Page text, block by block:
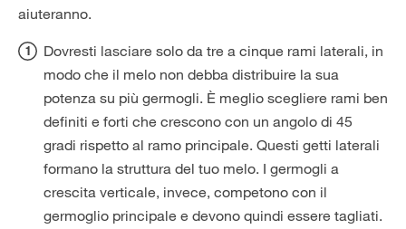
aiuteranno.
Dovresti lasciare solo da tre a cinque rami laterali, in
modo che il melo non debba distribuire la sua
potenza su più germogli. È meglio scegliere rami ben
definiti e forti che crescono con un angolo di 45
gradi rispetto al ramo principale. Questi getti laterali
formano la struttura del tuo melo. I germogli a
crescita verticale, invece, competono con il
germoglio principale e devono quindi essere tagliati.